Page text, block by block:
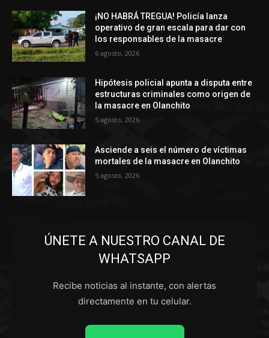
¡NO HABRÁ TREGUA! Policía lanza
operativo de gran escala para dar con
los responsables de la masacre
6 agosto, 2026
Hipótesis policial apunta a disputa entre
estructuras criminales como origen de
la masacre en Olanchito
5 agosto, 2026
Asciende a seis el número de víctimas
mortales de la masacre en Olanchito
5 agosto, 2026
ÚNETE A NUESTRO CANAL DE
WHATSAPP
Recibe noticias al instante, con alertas
directamente en tu celular.